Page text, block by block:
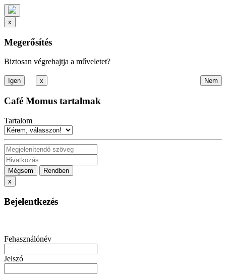
x
Megerősítés
Biztosan végrehajtja a műveletet?
x
Café Momus tartalmak
Tartalom
Mégsem
Rendben
x
Bejelentkezés
Fehasználónév
Jelszó